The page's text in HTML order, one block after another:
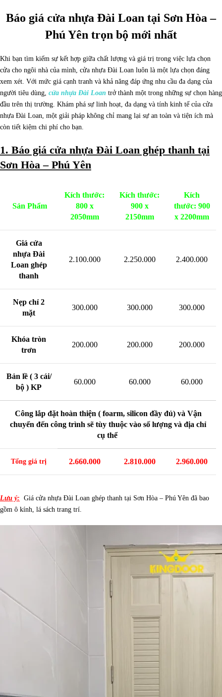
Báo giá cửa nhựa Đài Loan tại Sơn Hòa –
Phú Yên trọn bộ mới nhất
Khi bạn tìm kiếm sự kết hợp giữa chất lượng và giá trị trong việc lựa chọn
cửa cho ngôi nhà của mình, cửa nhựa Đài Loan luôn là một lựa chọn đáng
xem xét. Với mức giá cạnh tranh và khả năng đáp ứng nhu cầu đa dạng của
người tiêu dùng, cửa nhựa Đài Loan trở thành một trong những sự chọn hàng
đầu trên thị trường. Khám phá sự linh hoạt, đa dạng và tính kinh tế của cửa
nhựa Đài Loan, một giải pháp không chỉ mang lại sự an toàn và tiện ích mà
còn tiết kiệm chi phí cho bạn.
1. Báo giá cửa nhựa Đài Loan ghép thanh tại
Sơn Hòa – Phú Yên
Sản Phẩm
Kích thước:
800 x
2050mm
Kích thước:
900 x
2150mm
Kích
thước: 900
x 2200mm
Giá cửa
nhựa Đài
Loan ghép
thanh
2.100.000 2.250.000 2.400.000
Nẹp chỉ 2
mặt
300.000 300.000 300.000
Khóa tròn
trơn
200.000 200.000 200.000
Bản lề ( 3 cái/
bộ ) KP
60.000 60.000 60.000
Công lắp đặt hoàn thiện ( foarm, silicon đầy đủ) và Vận
chuyển đến công trình sẽ tùy thuộc vào số lượng và địa chỉ
cụ thể
Tổng giá trị 2.660.000 2.810.000 2.960.000
Lưu ý: Giá cửa nhựa Đài Loan ghép thanh tại Sơn Hòa – Phú Yên đã bao
gồm ô kính, lá sách trang trí.